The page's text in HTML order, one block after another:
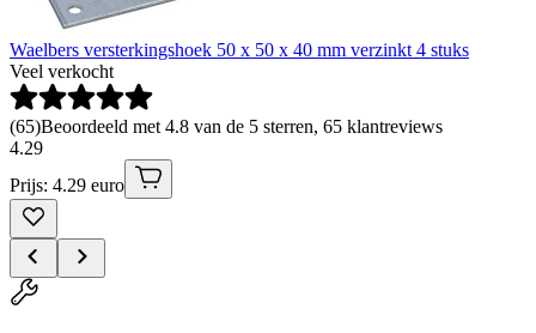
Waelbers versterkingshoek 50 x 50 x 40 mm verzinkt 4 stuks
Veel verkocht
(65)Beoordeeld met 4.8 van de 5 sterren, 65 klantreviews
4.29
Prijs: 4.29 euro